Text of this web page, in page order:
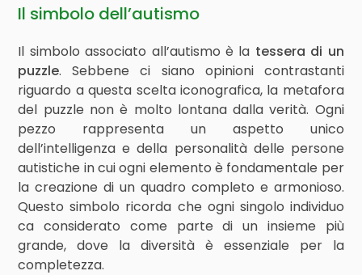
Il simbolo dell’autismo
Il simbolo associato all’autismo è la tessera di un
puzzle. Sebbene ci siano opinioni contrastanti
riguardo a questa scelta iconografica, la metafora
del puzzle non è molto lontana dalla verità. Ogni
pezzo rappresenta un aspetto unico
dell’intelligenza e della personalità delle persone
autistiche in cui ogni elemento è fondamentale per
la creazione di un quadro completo e armonioso.
Questo simbolo ricorda che ogni singolo individuo
ca considerato come parte di un insieme più
grande, dove la diversità è essenziale per la
completezza.